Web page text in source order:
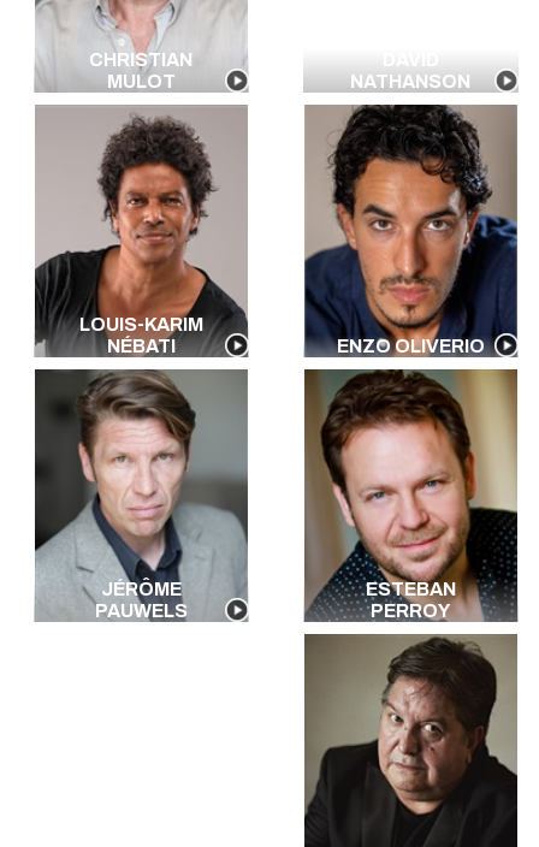
CHRISTIAN
MULOT
NATHANSON
LOUIS-KARIM
NÉBATI
ENZO OLIVERIO
JÉRÔME
PAUWELS
ESTEBAN
PERROY